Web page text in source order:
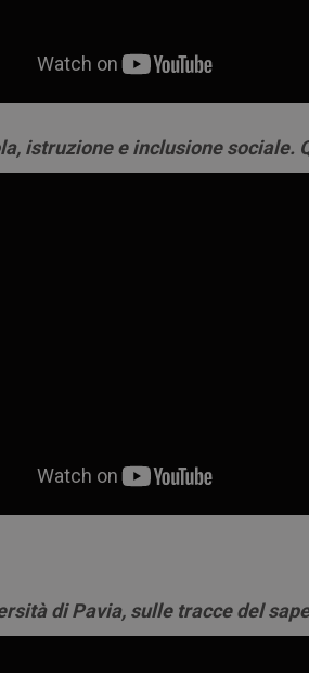
istruzione e inclusione sociale.
di Pavia, sulle tracce del